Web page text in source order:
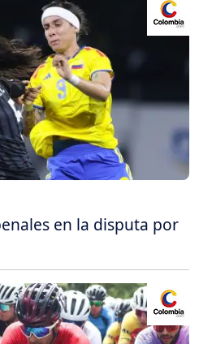
en la disputa por